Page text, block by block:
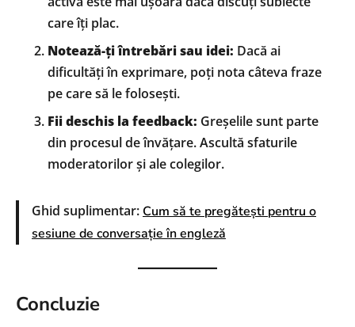
care îți plac.
Notează-ți întrebări sau idei: Dacă ai
dificultăți în exprimare, poți nota câteva fraze
pe care să le folosești.
Fii deschis la feedback: Greșelile sunt parte
din procesul de învățare. Ascultă sfaturile
moderatorilor și ale colegilor.
Ghid suplimentar: Cum să te pregătești pentru o
sesiune de conversație în engleză
Concluzie